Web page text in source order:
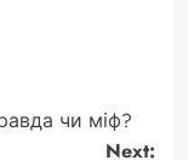
чи міф?
Next: